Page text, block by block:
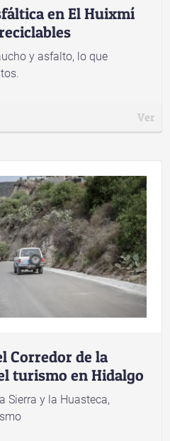
en El Huixmí
y asfalto, lo que
Ver
Corredor de la
turismo en Hidalgo
Sierra y la Huasteca,